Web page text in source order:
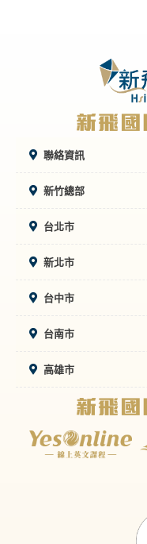
聯絡資訊
新竹總部
台北市
新北市
台中市
台南市
高雄市